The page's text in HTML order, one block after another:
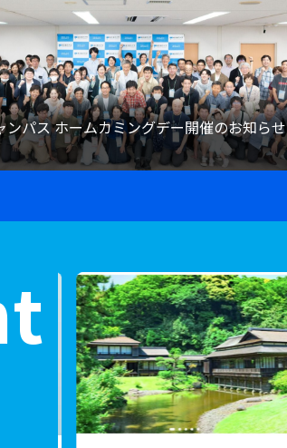
ンパス ホームカミングデー開催のお知らせ